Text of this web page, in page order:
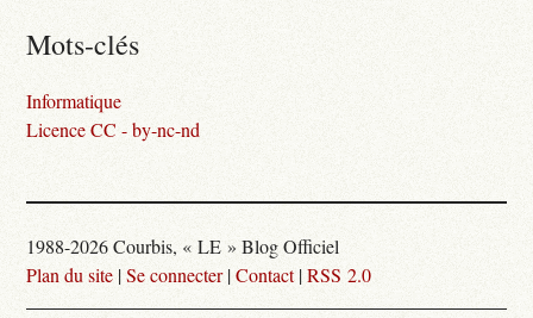
Mots-clés
Informatique
Licence CC - by-nc-nd
1988-2026 Courbis, « LE » Blog Officiel
Plan du site |Se connecter|Contact|RSS 2.0